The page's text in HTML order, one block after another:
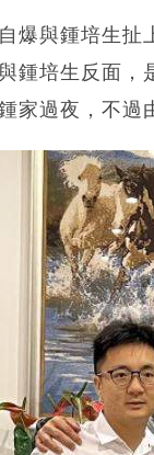
爆與鍾培生扯
鍾培生反面
家過夜，不過